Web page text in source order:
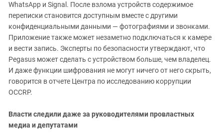
WhatsApp и Signal. После взлома устройств содержимое
переписки становится доступным вместе с другими
конфиденциальными данными — фотографиями и звонками.
Приложение также может незаметно подключаться к камере
и вести запись. Эксперты по безопасности утверждают, что
Pegasus может сделать с устройством больше, чем владелец.
И даже функции шифрования не могут ничего от него скрыть,
говорится в отчете Центра по исследованию коррупции
OCCRP.
Власти следили даже за руководителями провластных
медиа и депутатами